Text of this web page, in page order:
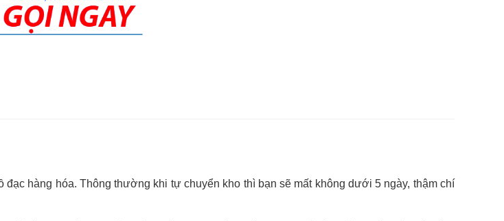
hàng hóa. Thông thường khi tự chuyển kho thì bạn sẽ mất không dưới 5 ngày, thậm chí